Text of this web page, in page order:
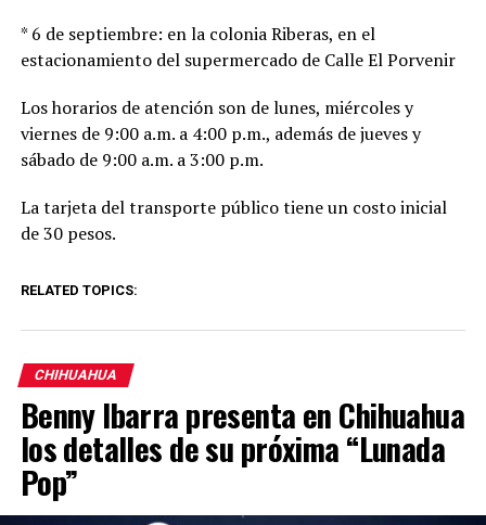
* 6 de septiembre: en la colonia Riberas, en el
estacionamiento del supermercado de Calle El Porvenir
Los horarios de atención son de lunes, miércoles y
viernes de 9:00 a.m. a 4:00 p.m., además de jueves y
sábado de 9:00 a.m. a 3:00 p.m.
La tarjeta del transporte público tiene un costo inicial
de 30 pesos.
RELATED TOPICS:
CHIHUAHUA
Benny Ibarra presenta en Chihuahua
los detalles de su próxima “Lunada
Pop”